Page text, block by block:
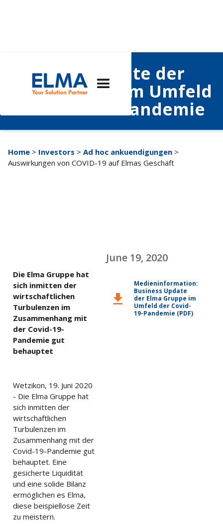
Business Update der
Elma Gruppe im Umfeld
der Covid-19-Pandemie
Home > Investors > Ad hoc ankuendigungen >
Auswirkungen von COVID-19 auf Elmas Geschäft
Die Elma Gruppe hat
sich inmitten der
wirtschaftlichen
Turbulenzen im
Zusammenhang mit
der Covid-19-
Pandemie gut
behauptet
Wetzikon, 19. Juni 2020
- Die Elma Gruppe hat
sich inmitten der
wirtschaftlichen
Turbulenzen im
Zusammenhang mit der
Covid-19-Pandemie gut
behauptet. Eine
gesicherte Liquidität
und eine solide Bilanz
ermöglichen es Elma,
diese beispiellose Zeit
zu meistern.
June 19, 2020
download
Medieninformation:
Business Update
der Elma Gruppe im
Umfeld der Covid-
19-Pandemie (PDF)